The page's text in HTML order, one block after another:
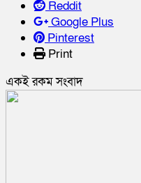
Reddit
Google Plus
Pinterest
Print
একই রকম সংবাদ